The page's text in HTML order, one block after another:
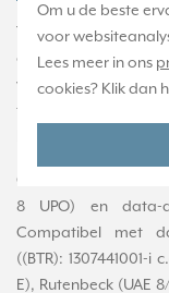
Om u de beste
voor
Lees meer in ons
cookies? Klik dan
Tweevoudige
aansluitdoos.
van Rutenbeck.
thermoplast.
Geschikt voor IAE/
8 UPO) en data-
Compatibel met
((BTR): 1307441001-i
E), Rutenbeck (UAE